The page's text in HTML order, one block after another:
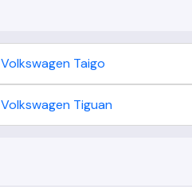
Volkswagen Taigo
Volkswagen Tiguan